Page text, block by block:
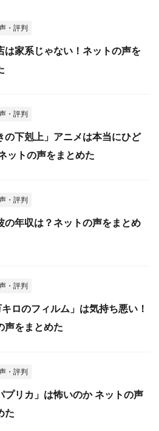
・評判
は家系じゃない！ネットの声を
・評判
の下剋上」アニメは本当にひど
ットの声をまとめた
・評判
の年収は？ネットの声をまとめ
・評判
キロのフィルム」は気持ち悪い！
声をまとめた
・評判
プリカ」は怖いのか ネットの声
た